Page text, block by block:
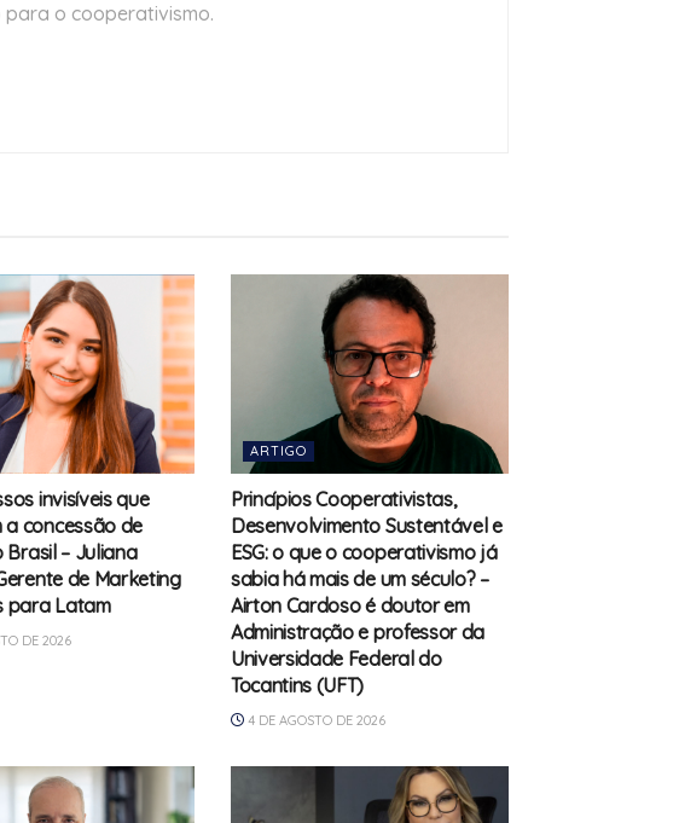
o cooperativismo.
invisíveis que
a concessão de
Brasil – Juliana
de Marketing
para Latam
DE 2026
ARTIGO
Princípios Cooperativistas,
Desenvolvimento Sustentável e
ESG: o que o cooperativismo já
sabia há mais de um século? –
Airton Cardoso é doutor em
Administração e professor da
Universidade Federal do
Tocantins (UFT)
4 DE AGOSTO DE 2026